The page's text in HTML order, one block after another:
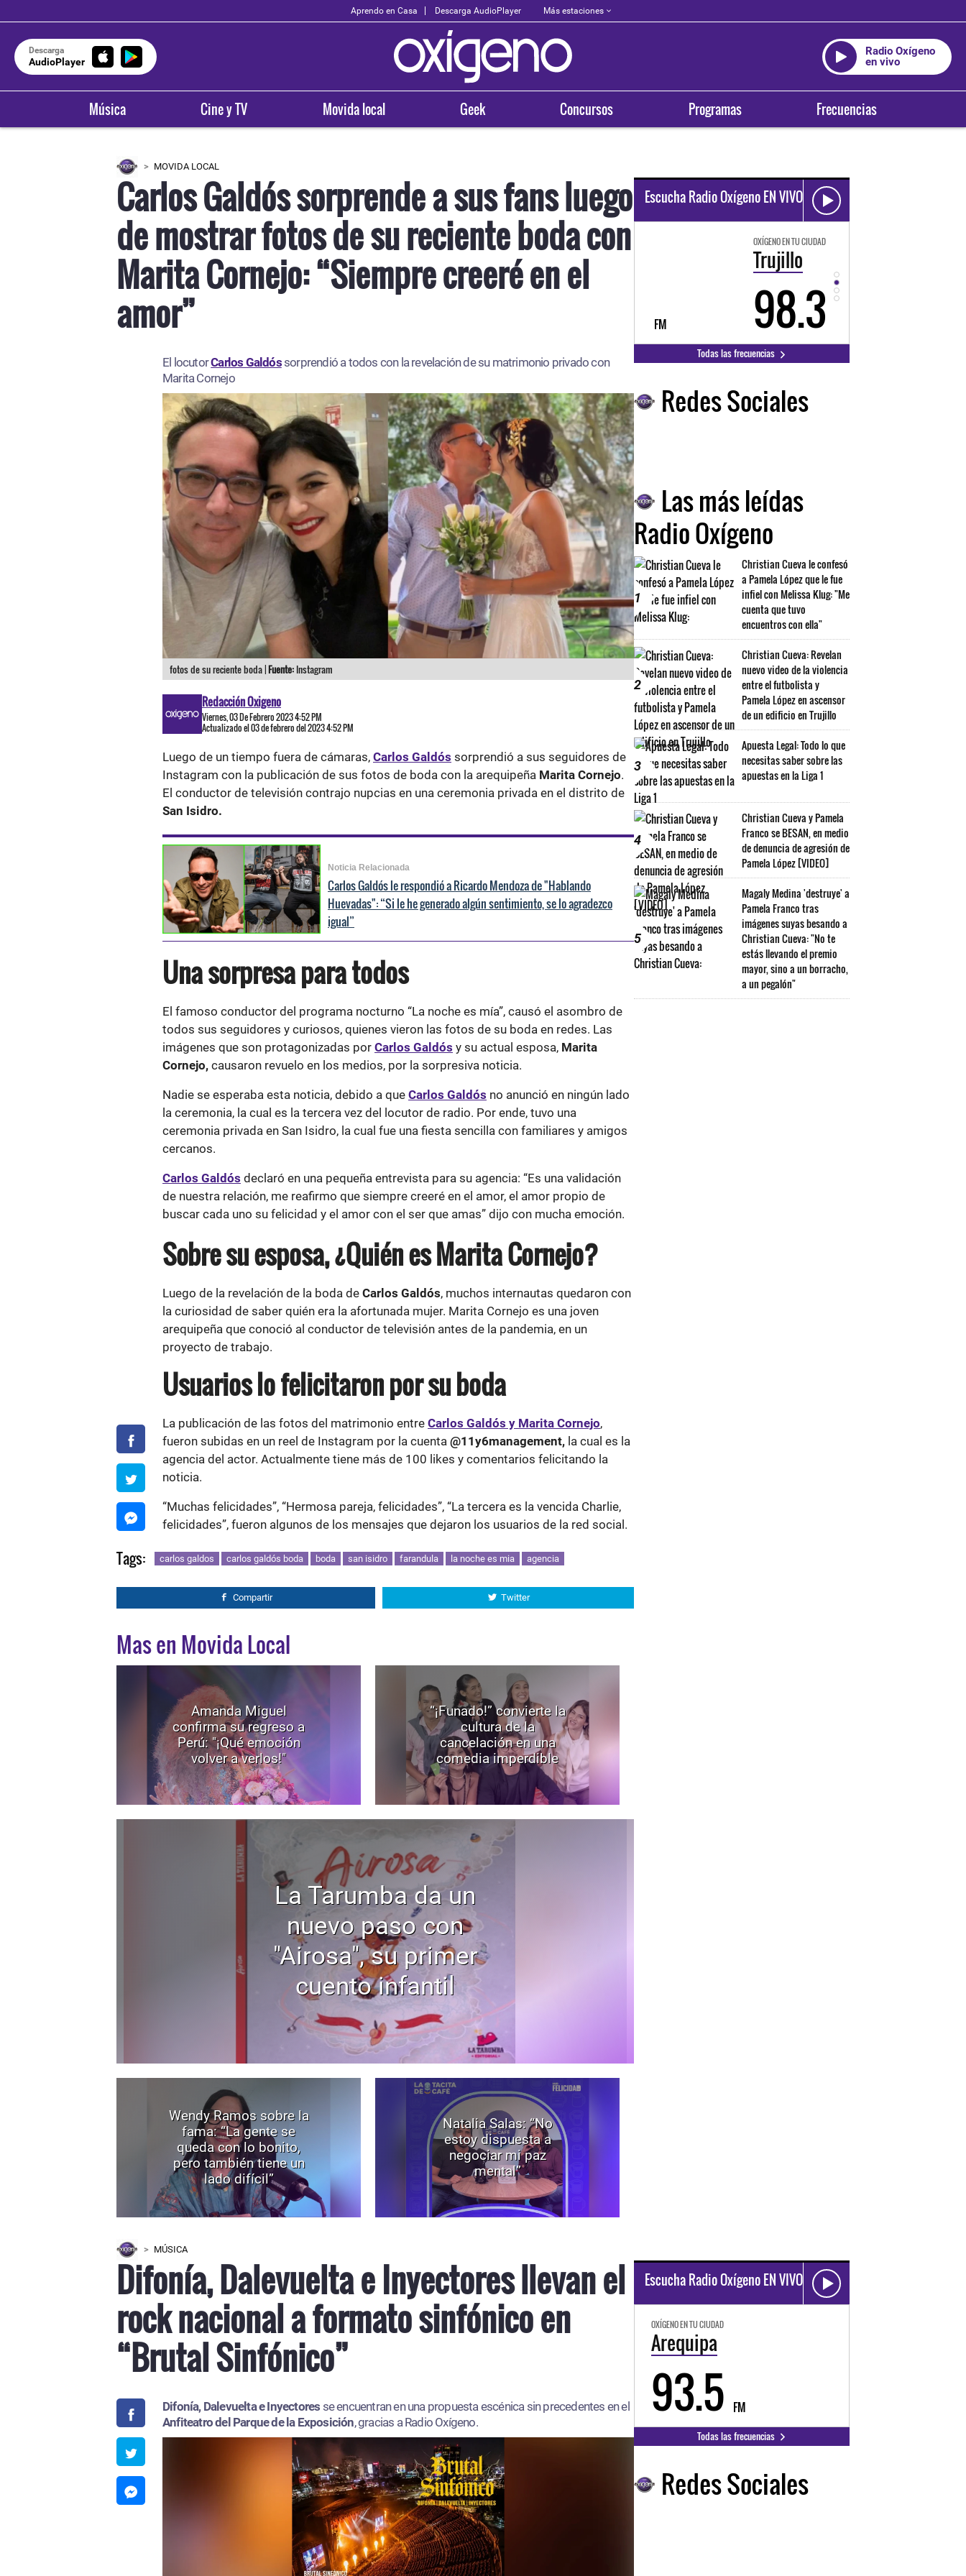
Aprendo en Casa Descarga AudioPlayer Más estaciones
Descarga
AudioPlayer
Radio Oxígeno
en vivo
Música Cine y TV Movida local Geek Concursos Programas Frecuencias
MOVIDA LOCAL
Carlos Galdós sorprende a sus fans luego
de mostrar fotos de su reciente boda con
Marita Cornejo: “Siempre creeré en el
amor”
El locutorCarlos Galdóssorprendió a todos con la revelación de su matrimonio privado con
Marita Cornejo
fotos de su reciente boda |Fuente: Instagram
Redacción Oxigeno
Viernes, 03 De Febrero 2023 4:52 PM
Actualizado el 03 de febrero del 2023 4:52 PM
Luego de un tiempo fuera de cámaras, Carlos Galdós sorprendió a sus seguidores de
Instagram con la publicación de sus fotos de boda con la arequipeña Marita Cornejo.
El conductor de televisión contrajo nupcias en una ceremonia privada en el distrito de
San Isidro.
Noticia Relacionada
Carlos Galdós le respondió a Ricardo Mendoza de "Hablando
Huevadas": “Si le he generado algún sentimiento, se lo agradezco
igual”
Una sorpresa para todos
El famoso conductor del programa nocturno “La noche es mía”, causó el asombro de
todos sus seguidores y curiosos, quienes vieron las fotos de su boda en redes. Las
imágenes que son protagonizadas por Carlos Galdós y su actual esposa, Marita
Cornejo, causaron revuelo en los medios, por la sorpresiva noticia.
Nadie se esperaba esta noticia, debido a que Carlos Galdós no anunció en ningún lado
la ceremonia, la cual es la tercera vez del locutor de radio. Por ende, tuvo una
ceremonia privada en San Isidro, la cual fue una fiesta sencilla con familiares y amigos
cercanos.
Carlos Galdós declaró en una pequeña entrevista para su agencia: “Es una validación
de nuestra relación, me reafirmo que siempre creeré en el amor, el amor propio de
buscar cada uno su felicidad y el amor con el ser que amas” dijo con mucha emoción.
Sobre su esposa, ¿Quién es Marita Cornejo?
Luego de la revelación de la boda de Carlos Galdós, muchos internautas quedaron con
la curiosidad de saber quién era la afortunada mujer. Marita Cornejo es una joven
arequipeña que conoció al conductor de televisión antes de la pandemia, en un
proyecto de trabajo.
Usuarios lo felicitaron por su boda
La publicación de las fotos del matrimonio entre Carlos Galdós y Marita Cornejo,
fueron subidas en un reel de Instagram por la cuenta @11y6management, la cual es la
agencia del actor. Actualmente tiene más de 100 likes y comentarios felicitando la
noticia.
“Muchas felicidades”, “Hermosa pareja, felicidades”, “La tercera es la vencida Charlie,
felicidades”, fueron algunos de los mensajes que dejaron los usuarios de la red social.
Tags: carlos galdos carlos galdós boda boda san isidro farandula la noche es mia agencia
Compartir Twitter
Mas en Movida Local
Amanda Miguel
confirma su regreso a
Perú: "¡Qué emoción
volver a verlos!"
“¡Funado!” convierte la
cultura de la
cancelación en una
comedia imperdible
La Tarumba da un
nuevo paso con
"Airosa", su primer
cuento infantil
Wendy Ramos sobre la
fama: “La gente se
queda con lo bonito,
pero también tiene un
lado difícil”
Natalia Salas: “No
estoy dispuesta a
negociar mi paz
mental”
Escucha Radio Oxígeno EN VIVO
OXÍGENO EN TU CIUDAD
Arequipa
93.5 98.3 94.3
Todas las frecuencias
Redes Sociales
Las más leídas
Radio Oxígeno
1
Christian Cueva le confesó
a Pamela López que le fue
infiel con Melissa Klug: "Me
cuenta que tuvo
encuentros con ella"
2
Christian Cueva: Revelan
nuevo video de la violencia
entre el futbolista y
Pamela López en ascensor
de un edificio en Trujillo
3
Apuesta Legal: Todo lo que
necesitas saber sobre las
apuestas en la Liga 1
4
Christian Cueva y Pamela
Franco se BESAN, en medio
de denuncia de agresión de
Pamela López [VIDEO]
5
Magaly Medina 'destruye' a
Pamela Franco tras
imágenes suyas besando a
Christian Cueva: "No te
estás llevando el premio
mayor, sino a un borracho,
a un pegalón"
MÚSICA
Difonía, Dalevuelta e Inyectores llevan el
rock nacional a formato sinfónico en
“Brutal Sinfónico”
Difonía, Dalevuelta e Inyectores se encuentran en una propuesta escénica sin precedentes en el
Anfiteatro del Parque de la Exposición, gracias a Radio Oxígeno.
Escucha Radio Oxígeno EN VIVO
OXÍGENO EN TU CIUDAD
Arequipa
93.5 FM
Todas las frecuencias
Redes Sociales